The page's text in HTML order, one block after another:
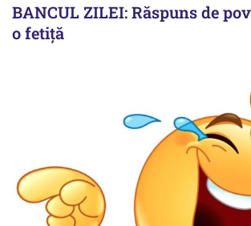
BANCUL ZILEI: Răspuns de
o fetiță